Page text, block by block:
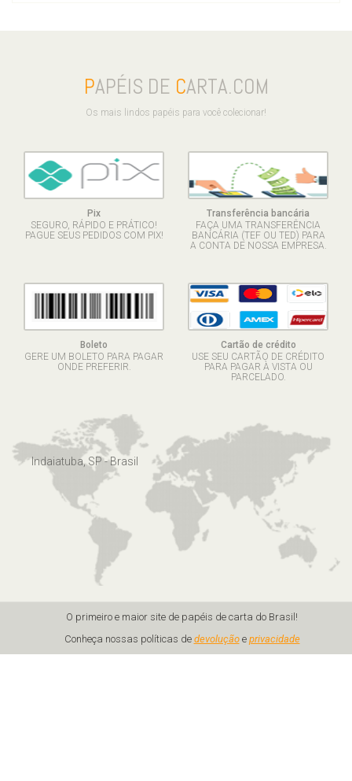
PAPÉIS DE CARTA.COM
Os mais lindos papéis para você colecionar!
Pix
SEGURO, RÁPIDO E PRÁTICO!
PAGUE SEUS PEDIDOS COM PIX!
Transferência bancária
FAÇA UMA TRANSFERÊNCIA
BANCÁRIA (TEF OU TED) PARA
A CONTA DE NOSSA EMPRESA.
Boleto
GERE UM BOLETO PARA PAGAR
ONDE PREFERIR.
Cartão de crédito
USE SEU CARTÃO DE CRÉDITO
PARA PAGAR À VISTA OU
PARCELADO.
Indaiatuba, SP - Brasil
O primeiro e maior site de papéis de carta do Brasil!
Conheça nossas políticas de devoluçãoe privacidade